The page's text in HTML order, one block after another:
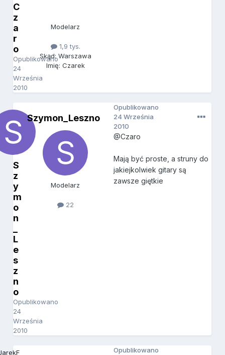
C
z
a
r
o
Opublikowano
24
Września
2010
Modelarz
1,9 tys.
Skąd: Warszawa
Imię: Czarek
S
z
y
m
o
n
L
e
s
z
n
o
Opublikowano
24
Września
2010
Szymon_Leszno
Modelarz
22
Opublikowano
24 Września
2010
@Czaro
Mają być proste, a struny do
jakiejkolwiek gitary są
zawsze giętkie
Opublikowano